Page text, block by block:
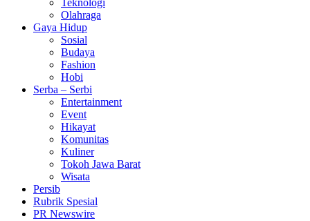
Teknologi
Olahraga
Gaya Hidup
Sosial
Budaya
Fashion
Hobi
Serba – Serbi
Entertainment
Event
Hikayat
Komunitas
Kuliner
Tokoh Jawa Barat
Wisata
Persib
Rubrik Spesial
PR Newswire